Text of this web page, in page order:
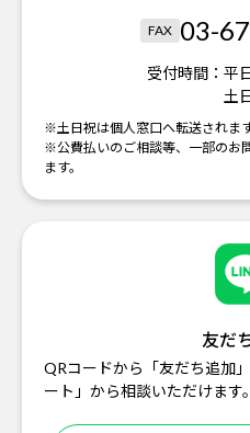
FAX 03-
受付時間： 平
土
※土日祝は個人窓口へ転送されます
※公費払いのご相談等、一部のお
ます。
友だ
QRコードから「友だち追加
ート」から相談いただけます。